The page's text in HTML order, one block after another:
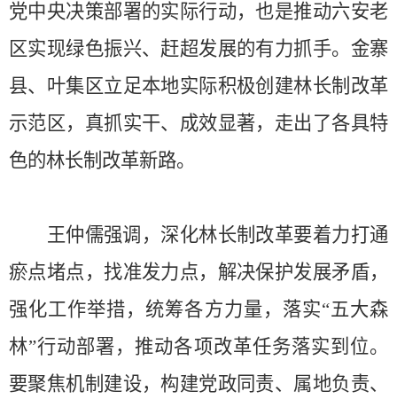
党中央决策部署的实际行动，也是推动六安老
区实现绿色振兴、赶超发展的有力抓手。金寨
县、叶集区立足本地实际积极创建林长制改革
示范区，真抓实干、成效显著，走出了各具特
色的林长制改革新路。
王仲儒强调，深化林长制改革要着力打通
瘀点堵点，找准发力点，解决保护发展矛盾，
强化工作举措，统筹各方力量，落实“五大森
林”行动部署，推动各项改革任务落实到位。
要聚焦机制建设，构建党政同责、属地负责、